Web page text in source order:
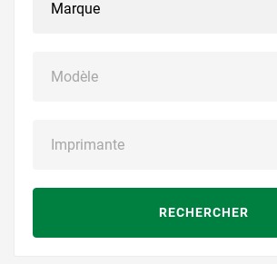
RECHERCHER